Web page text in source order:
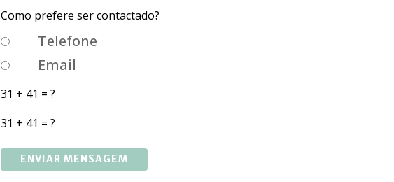
Como prefere ser contactado?
Telefone
Email
31 + 41 = ?
ENVIAR MENSAGEM